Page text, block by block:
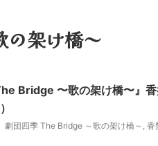
架け橋～
Bridge 〜歌の架け橋〜』
劇団四季 The Bridge ～歌の架け橋～ , 香